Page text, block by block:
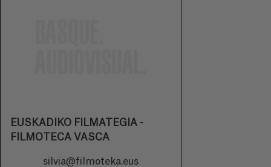
EUSKADIKO FILMATEGIA -
FILMOTECA VASCA
silvia@filmoteka.eus